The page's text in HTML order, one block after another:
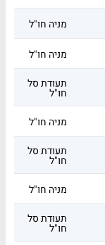
מניה חו"ל
מניה חו"ל
תעודת סל
חו"ל
מניה חו"ל
תעודת סל
חו"ל
מניה חו"ל
תעודת סל
חו"ל